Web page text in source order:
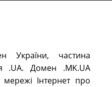
України, частина
.UA. Домен .MK.UA
Інтернет про